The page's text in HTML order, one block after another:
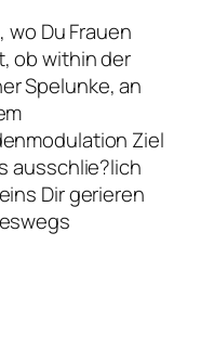
Du Frauen
ob within der
Spelunke, an
Ziel
ausschlie?lich
Dir gerieren